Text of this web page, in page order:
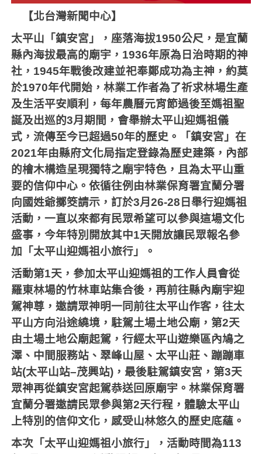
【北台灣新聞中心】
太平山「鎮安宮」，座落海拔1950公尺，是宜蘭
縣內海拔最高的廟宇， 1936年原為日治時期的神
社， 1945年戰後改建並祀奉鄭成功為主神，約莫
於1970年代開始，林業工作者為了祈求林場生產
及生活平安順利，每年農曆元宵節過後至媽祖聖
誕及出巡的3月期間，會舉辦太平山迎媽祖儀
式，流傳至今已超過50年的歷史。「鎮安宮」在
2021年由縣府文化局指定登錄為歷史建築，內部
的檜木構造呈現獨特之廟宇特色，且為太平山重
要的信仰中心。依循往例由林業保育署宜蘭分署
向國姓爺擲筊請示，訂於3月26-28 日舉行迎媽祖
活動，一直以來都有民眾希望可以參與這場文化
盛事，今年特別開放其中1天開放讓民眾報名參
加「太平山迎媽祖小旅行」。
活動第1天，參加太平山迎媽祖的工作人員會從
羅東林場的竹林車站集合後，再前往縣內廟宇迎
駕神尊，邀請眾神明一同前往太平山作客，往太
平山方向沿途繞境，駐駕土場土地公廟，第2天
由土場土地公廟起駕，行經太平山遊樂區內鳩之
澤、中間服務站、翠峰山屋、太平山莊、蹦蹦車
站(太平山站–茂興站) ，最後駐駕鎮安宮，第3天
眾神再從鎮安宮起駕恭送回原廟宇。林業保育署
宜蘭分署邀請民眾參與第2天行程，體驗太平山
上特別的信仰文化，感受山林悠久的歷史底蘊。
本次「太平山迎媽祖小旅行」，活動時間為113